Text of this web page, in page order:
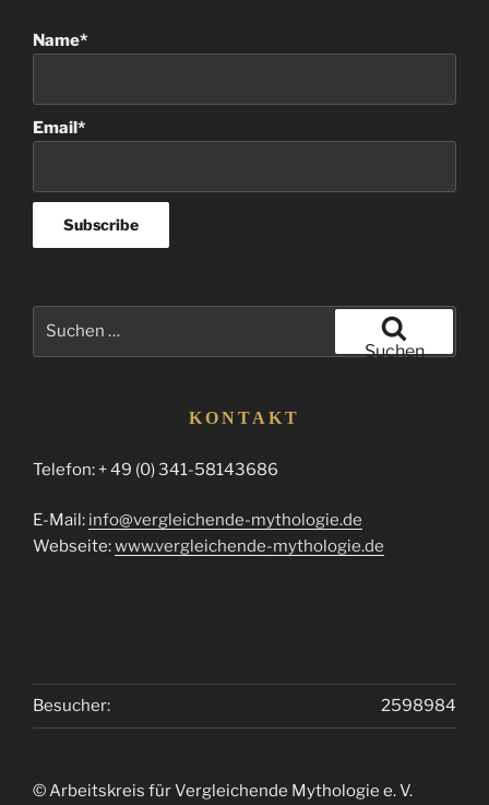
Name*
Email*
Suchen
KONTAKT
Telefon: + 49 (0) 341-58143686
E-Mail: info@vergleichende-mythologie.de
Webseite:www.vergleichende-mythologie.de
2598984
Besucher:
© Arbeitskreis für Vergleichende Mythologie e. V.